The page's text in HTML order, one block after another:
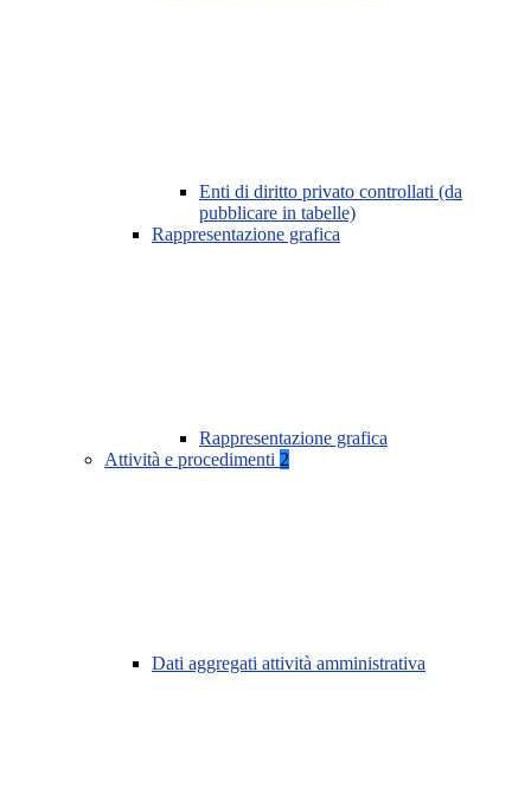
Enti di diritto privato controllati (da
pubblicare in tabelle)
Rappresentazione grafica
Rappresentazione grafica
Attività e procedimenti 2
Dati aggregati attività amministrativa